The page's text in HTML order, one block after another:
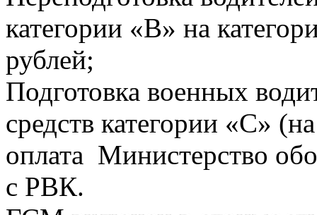
категории «В» на
рублей;
Подготовка военных
средств категории «С»
оплата Министерство
с РВК.